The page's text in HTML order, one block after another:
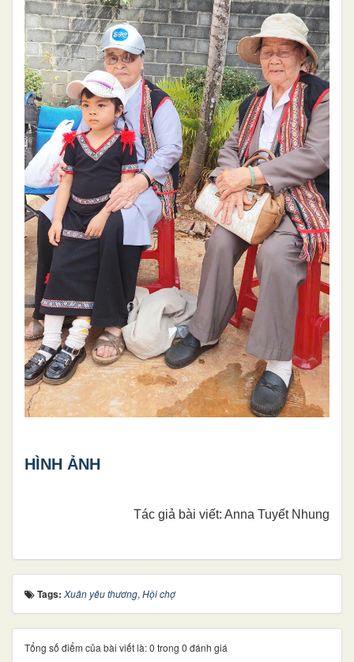
HÌNH ẢNH
Tác giả bài viết: Anna Tuyết Nhung
Tags: Xuân yêu thương, Hội chợ
Tổng số điểm của bài viết là: 0 trong 0 đánh giá